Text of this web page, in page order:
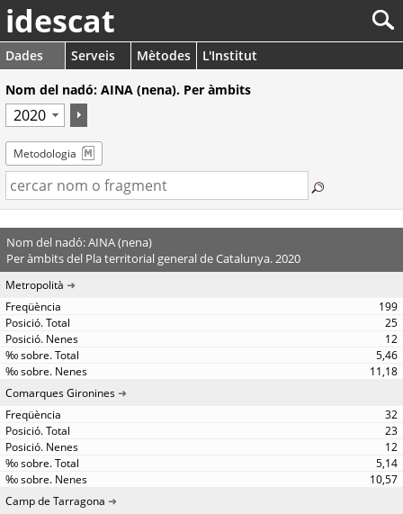
idescat
Dades Serveis Mètodes
L'Institut
Nom del nadó: AINA (nena). Per àmbits
Metodologia
Nom del nadó: AINA (nena)
Per àmbits del Pla territorial general de Catalunya. 2020
Metropolità
199
25
12
5,46
11,18
Comarques Gironines
32
23
12
5,14
10,57
Camp de Tarragona